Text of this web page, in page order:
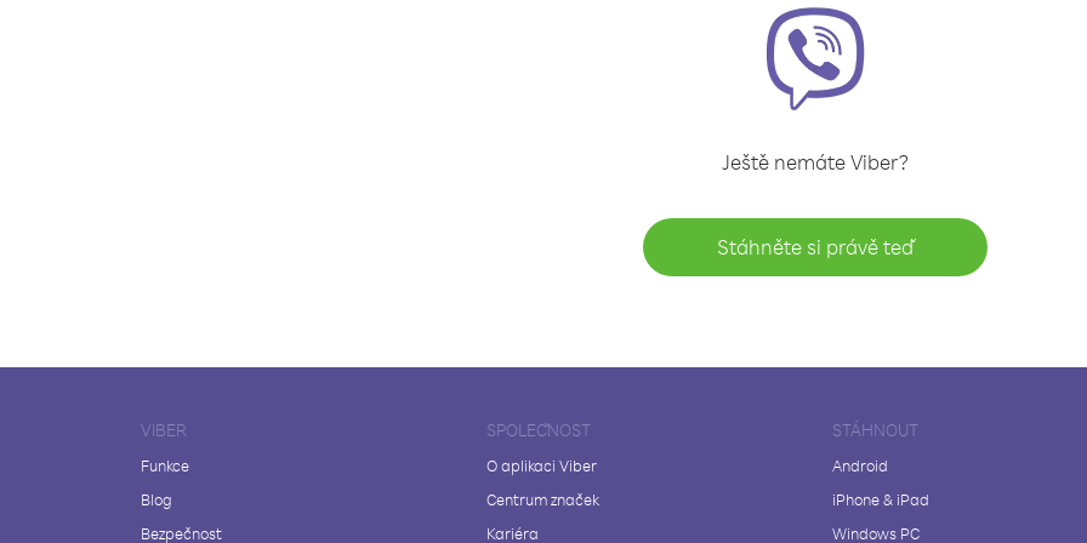
Ještě nemáte Viber?
Stáhněte si právě teď
VIBER
Funkce
Blog
Bezpečnost
SPOLEČNOST
O aplikaci Viber
Centrum značek
Kariéra
STÁHNOUT
Android
iPhone & iPad
Windows PC